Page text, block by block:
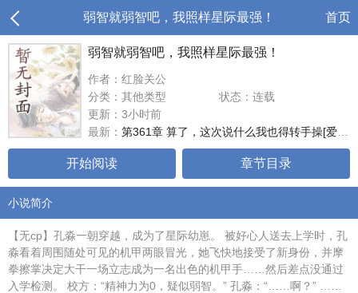
弱智就弱智吧，我照样星际最强！ 首页
弱智就弱智吧，我照样星际最强！
作者：红脸关公
分类：其他类型
状态：连载
更新：3小时前
最新： 第361章 算了，这次说什么我也得转手操[爱心眼]
开始阅读 章节目录
小说简介
【无cp】孔淼一朝穿越，成为了星际幼崽。 被好心人送去上学时，孔
淼看着周围随处可见的机甲两眼冒光，她飞快地接受了新身份，并摩
拳擦掌决定大干一场立志成为一名出色的机甲手……然后差点没通过
入学检测。 校方：“精神力为0，疑似弱智。” 孔淼：“……啊？” ……